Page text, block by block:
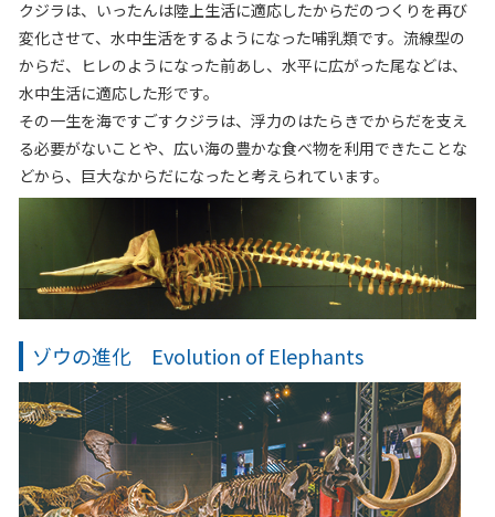
クジラは、いったんは陸上生活に適応したからだのつくりを再び
変化させて、水中生活をするようになった哺乳類です。流線型の
からだ、ヒレのようになった前あし、水平に広がった尾などは、
水中生活に適応した形です。
その一生を海ですごすクジラは、浮力のはたらきでからだを支え
る必要がないことや、広い海の豊かな食べ物を利用できたことな
どから、巨大なからだになったと考えられています。
ゾウの進化 Evolution of Elephants